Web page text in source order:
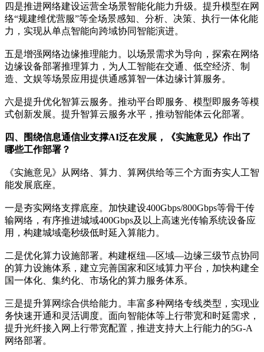
四是推进网络建设运营全场景智能化能力升级。提升模型在网
络“规建维优营服”等全场景感知、分析、决策、执行一体化能
力，实现从单点智能向跨域协同智能演进。
五是增强网络边缘推理能力。以场景需求为导向，探索在网络
边缘设备部署推理算力，为人工智能在交通、低空经济、制
造、文娱等场景应用提供通感算智一体边缘计算服务。
六是提升优化智算云服务。推动平台即服务、模型即服务等模
式创新发展。提升智算云服务水平，推动智能体云化部署。
四、围绕信息通信业支撑AI泛在发展，《实施意见》作出了
哪些工作部署？
《实施意见》从网络、算力、算网供给等三个方面夯实人工智
能发展底座。
一是夯实网络支撑底座。加快建设400Gbps/800Gbps等骨干传
输网络，有序推进城域400Gbps及以上高速光传输系统设备应
用，构建城域毫秒级低时延入算能力。
二是优化算力设施部署。构建枢纽—区域—边缘三级节点协同
的算力设施体系，建立完善国家和区域算力平台，加快构建全
国一体化、集约化、市场化的算力服务体系。
三是提升算网综合供给能力。丰富多种网络专线类型，实现业
务快速开通和灵活调度。面向智能体等上行带宽和时延需求，
提升光纤接入网上行带宽配置，推进支持大上行能力的5G-A
网络部署。